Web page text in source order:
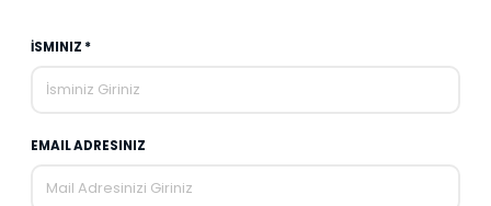
İSMINIZ *
EMAIL ADRESINIZ